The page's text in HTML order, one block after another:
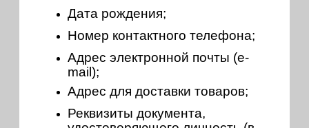
Дата рождения;
Номер контактного телефона;
Адрес электронной почты (e-
mail);
Адрес для доставки товаров;
Реквизиты документа,